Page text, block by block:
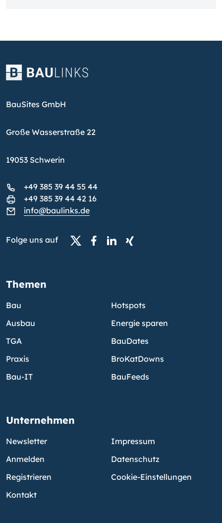
BauSites GmbH
Große Wasserstraße 22
19053 Schwerin
+49 385 39 44 55 44
+49 385 39 44 42 16
info@baulinks.de
Folge uns auf
Themen
Bau
Ausbau
TGA
Praxis
Bau-IT
Hotspots
Energie sparen
BauDates
BroKatDowns
BauFeeds
Unternehmen
Newsletter
Anmelden
Registrieren
Kontakt
Impressum
Datenschutz
Cookie-Einstellungen